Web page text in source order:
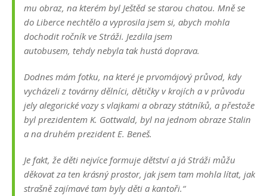
mu obraz, na kterém byl Ještěd se starou chatou. Mně se
do Liberce nechtělo a vyprosila jsem si, abych mohla
dochodit ročník ve Stráži. Jezdila jsem
autobusem, tehdy nebyla tak hustá doprava.
Dodnes mám fotku, na které je prvomájový průvod, kdy
vycházeli z továrny dělníci, dětičky v krojích a v průvodu
jely alegorické vozy s vlajkami a obrazy státníků, a přestože
byl prezidentem K. Gottwald, byl na jednom obraze Stalin
a na druhém prezident E. Beneš.
Je fakt, že děti nejvíce formuje dětství a já Stráži můžu
děkovat za ten krásný prostor, jak jsem tam mohla lítat, jak
strašně zajímavé tam byly děti a kantoři.“